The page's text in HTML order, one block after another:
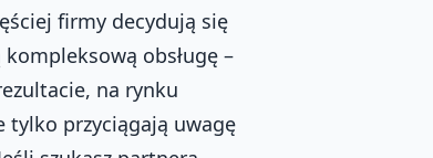
firmy decydują się
obsługę –
na rynku
tylko przyciągają uwagę